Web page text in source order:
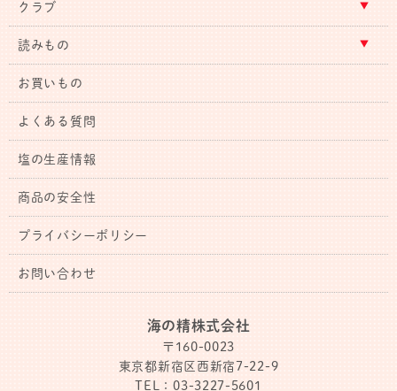
クラブ
読みもの
お買いもの
よくある質問
塩の生産情報
商品の安全性
プライバシーポリシー
お問い合わせ
海の精株式会社
〒160-0023
東京都新宿区西新宿7-22-9
TEL：03-3227-5601